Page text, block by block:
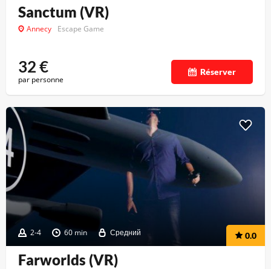
Sanctum (VR)
Annecy Escape Game
32€
par personne
Réserver
2-4 60 min Средний 0.0
Farworlds (VR)